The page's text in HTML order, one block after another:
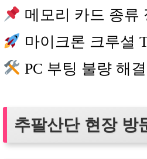
메모리 카드 종류
마이크론 크루셜
PC 부팅 불량 해
추팔산단 현장 방